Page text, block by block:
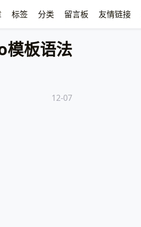
标签 分类 留言板 友情链接
板语法
12-07